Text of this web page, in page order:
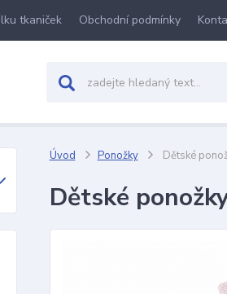
tkaniček Obchodní podmínky
Úvod Ponožky Dětské
Dětské